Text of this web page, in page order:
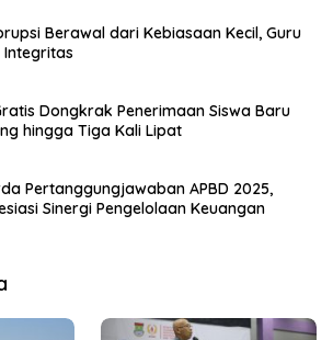
Berawal dari Kebiasaan Kecil, Guru
Integritas
Dongkrak Penerimaan Siswa Baru
hingga Tiga Kali Lipat
Pertanggungjawaban APBD 2025,
Sinergi Pengelolaan Keuangan